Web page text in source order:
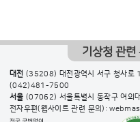
기상청 관련
대전 (35208) 대전광역시 서구 청사로
(042)481-7500
서울 (07062) 서울특별시 동작구 여의
전자우편(웹사이트 관련 문의):